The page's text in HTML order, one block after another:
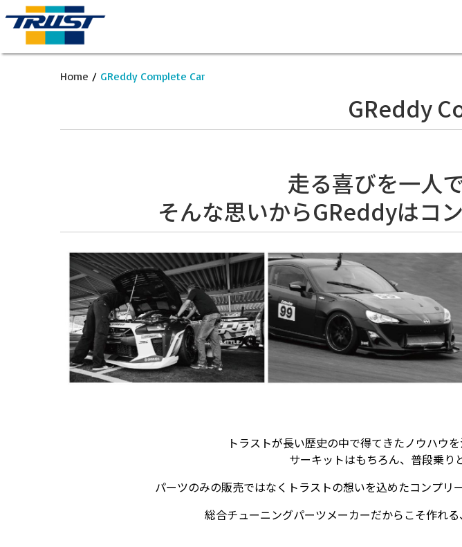
Home / GReddy Complete Car
GReddy
走る喜びを一人
そんな思いからGReddyはコ
トラストが長い歴史の中で得てきたノウハウ
サーキットはもちろん、普段乗り
パーツのみの販売ではなくトラストの想いを込めたコンプリ
総合チューニングパーツメーカーだからこそ作れ